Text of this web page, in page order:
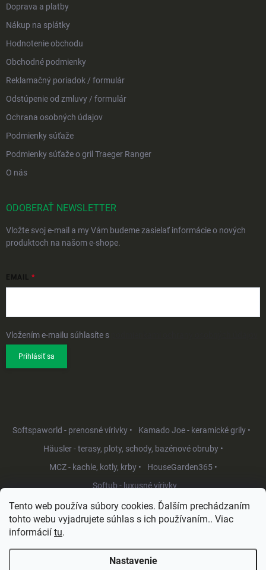
Tento web používa súbory cookies. Ďalším prechádzaním
tohto webu vyjadrujete súhlas s ich používaním.. Viac
informácií tu.
Nastavenie
Doprava a platby
Nákup na splátky
Hodnotenie obchodu
Obchodné podmienky
Reklamačný poriadok / formulár
Odstúpenie od zmluvy / formulár
Ochrana osobných údajov
Podmienky súťaže
Podmienky súťaže o gril Traeger Ranger
O nás
ODOBERAŤ NEWSLETTER
Vložte svoj e-mail a my Vám budeme zasielať informácie o nových
produktoch na našom e-shope.
EMAIL
Vložením e-mailu súhlasíte s
Prihlásiť sa
Softspaworld - prenosné vírivky •
Kamado Joe - keramické grily •
Häusler - terasy, ploty, schody, bazénové obruby •
MCZ - kachle, kotly, krby •
HouseGarden365 •
Softub - luxusné vírivky